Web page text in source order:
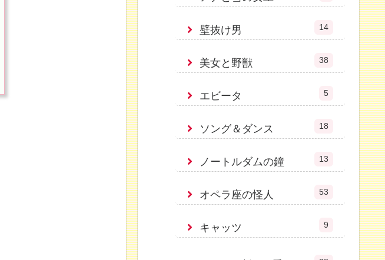
壁抜け男 14
美女と野獣 38
エビータ 5
ソング＆ダンス 18
ノートルダムの鐘 13
オペラ座の怪人 53
キャッツ 9